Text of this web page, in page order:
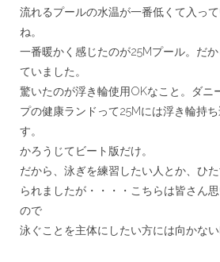
流れるプールの水温が一番低くて入っ
ね。
一番暖かく感じたのが25Mプール。だか
ていました。
驚いたのが浮き輪使用OKなこと。
ダニ
プの健康ランドって25Mには浮き輪持
す。
かろうじてビート版だけ。
だから、泳ぎを練習したい人とか、 ひ
られましたが・・・・ こちらは皆さん
ので
泳ぐことを主体にしたい方には向かない